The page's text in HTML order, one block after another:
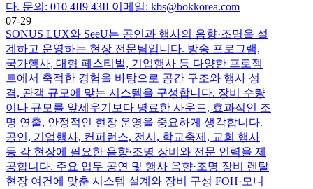
다. 문의: 010 4II9 43II 이메일: kbs@bokkorea.com
07-29
SONUS LUX와 SeeU는 공연과 행사의 음향·조명을 설
계하고 운영하는 현장 전문팀입니다. 방송 프로그램,
국가행사, 대형 페스티벌, 기업행사 등 다양한 프로젝
트에서 축적한 경험을 바탕으로 공간 구조와 행사 성
격, 관객 규모에 맞는 시스템을 구성합니다. 장비 수량
이나 규모를 앞세우기보다 명료한 사운드, 효과적인 조
명 연출, 안정적인 현장 운영을 중요하게 생각합니다.
공연, 기업행사, 컨퍼런스, 전시, 학교축제, 교회 행사
등 각 현장에 필요한 음향·조명 장비와 전문 인력을 제
공합니다. 주요 업무 공연 및 행사 음향·조명 장비 렌탈
현장 여건에 맞춘 시스템 설계와 장비 구성 FOH·모니